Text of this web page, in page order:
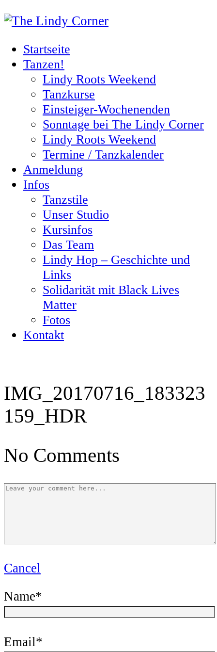
Startseite
Tanzen!
Lindy Roots Weekend
Tanzkurse
Einsteiger-Wochenenden
Sonntage bei The Lindy Corner
Lindy Roots Weekend
Termine / Tanzkalender
Anmeldung
Infos
Tanzstile
Unser Studio
Kursinfos
Das Team
Lindy Hop – Geschichte und
Links
Solidarität mit Black Lives
Matter
Fotos
Kontakt
IMG_20170716_183323
159_HDR
No Comments
Cancel
Name*
Email*